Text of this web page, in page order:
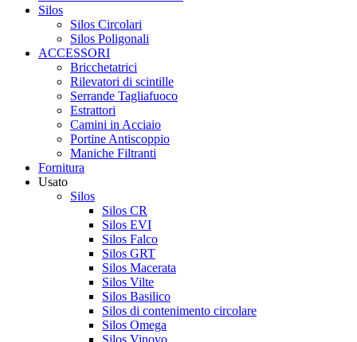
Silos
Silos Circolari
Silos Poligonali
ACCESSORI
Bricchetatrici
Rilevatori di scintille
Serrande Tagliafuoco
Estrattori
Camini in Acciaio
Portine Antiscoppio
Maniche Filtranti
Fornitura
Usato
Silos
Silos CR
Silos EVI
Silos Falco
Silos GRT
Silos Macerata
Silos Vilte
Silos Basilico
Silos di contenimento circolare
Silos Omega
Silos Vinovo